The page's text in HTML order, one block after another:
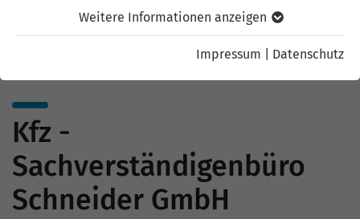
Weitere Informationen anzeigen
Impressum Datenschutz
Kfz -
Sachverständigenbüro
Schneider GmbH